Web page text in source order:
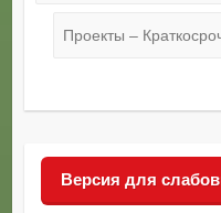
Проекты –
Версия для